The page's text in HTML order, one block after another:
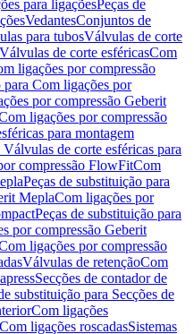
para ligaçõesPeças de
VedantesConjuntos de
para tubosVálvulas de corte
de corte esféricasCom
ligações por compressão
para Com ligações por
por compressão Geberit
ligações por compressão
para montagem
de corte esféricas para
compressão FlowFitCom
Peças de substituição para
MeplaCom ligações por
Peças de substituição para
por compressão Geberit
ligações por compressão
Válvulas de retençãoCom
Secções de contador de
substituição para Secções de
Com ligações
ligações roscadasSistemas